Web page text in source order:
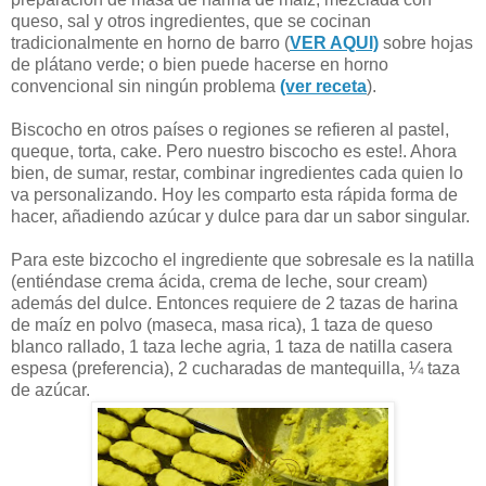
queso, sal y otros ingredientes, que se cocinan
tradicionalmente en horno de barro (VER AQUI) sobre hojas
de plátano verde; o bien puede hacerse en horno
convencional sin ningún problema (ver receta).
Biscocho en otros países o regiones se refieren al pastel,
queque, torta, cake. Pero nuestro biscocho es este!. Ahora
bien, de sumar, restar, combinar ingredientes cada quien lo
va personalizando. Hoy les comparto esta rápida forma de
hacer, añadiendo azúcar y dulce para dar un sabor singular.
Para este bizcocho el ingrediente que sobresale es la natilla
(entiéndase crema ácida, crema de leche, sour cream)
además del dulce. Entonces requiere de 2 tazas de harina
de maíz en polvo (maseca, masa rica), 1 taza de queso
blanco rallado, 1 taza leche agria, 1 taza de natilla casera
espesa (preferencia), 2 cucharadas de mantequilla, ¼ taza
de azúcar.